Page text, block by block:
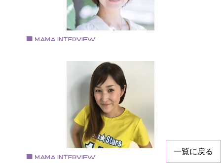
一覧に戻る
講師グループに所属し、主に三田市を中心に活動。 自
サロンでは、お片付けやカラータイプの講座で、 ママ
お片付けと子育てのモヤモヤ・イライラから 解放・自
探しのお手伝いをして、日々伴走中。
こはら ゆかりさん
認定プレシャス・マミートレーナー
こはら ゆかりさん認定プレシャス・マミートレーナー
会福祉士 主に新大阪駅周辺で活動しています。